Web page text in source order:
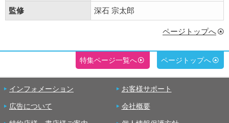
監修 深石 宗太郎
ページトップへ
特集ページ一覧へ ページトップへ
インフォメーション お客様サポート
広告について 会社概要